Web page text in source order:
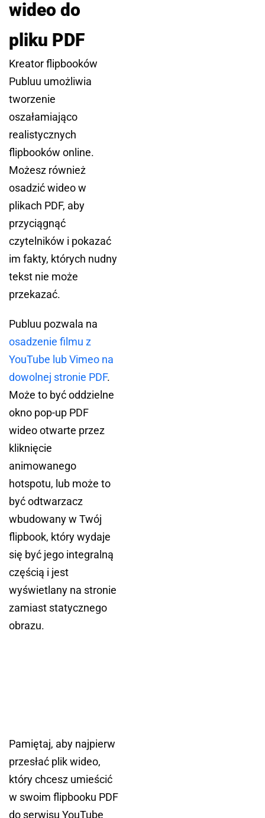
wideo do
pliku PDF
Kreator flipbooków
Publuu umożliwia
tworzenie
oszałamiająco
realistycznych
flipbooków online.
Możesz również
osadzić wideo w
plikach PDF, aby
przyciągnąć
czytelników i pokazać
im fakty, których nudny
tekst nie może
przekazać.
Publuu pozwala na
osadzenie filmu z
YouTube lub Vimeo na
dowolnej stronie PDF.
Może to być oddzielne
okno pop-up PDF
wideo otwarte przez
kliknięcie
animowanego
hotspotu, lub może to
być odtwarzacz
wbudowany w Twój
flipbook, który wydaje
się być jego integralną
częścią i jest
wyświetlany na stronie
zamiast statycznego
obrazu.
Pamiętaj, aby najpierw
przesłać plik wideo,
który chcesz umieścić
w swoim flipbooku PDF
do serwisu YouTube